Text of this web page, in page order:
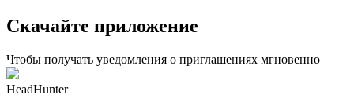
Скачайте приложение
Чтобы получать уведомления о приглашениях мгновенно
HeadHunter